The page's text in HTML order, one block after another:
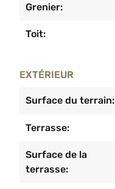
Grenier:
Toit:
EXTÉRIEUR
Surface du terrain:
Terrasse:
Surface de la
terrasse: